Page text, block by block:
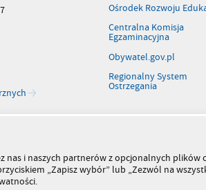
Ośrodek Rozwoju
Centralna Komisja
Egzaminacyjna
Obywatel.gov.pl
Regionalny System
Ostrzegania
nas i naszych partnerów z opcjonalnych
„Zapisz wybór” lub „Zezwól na